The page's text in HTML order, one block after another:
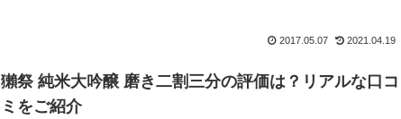
2017.05.07 2021.04.19
獺祭 純米大吟醸 磨き二割三分の評価は？リアルな口コ
ミをご紹介